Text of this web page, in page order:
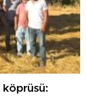
köprüsü: